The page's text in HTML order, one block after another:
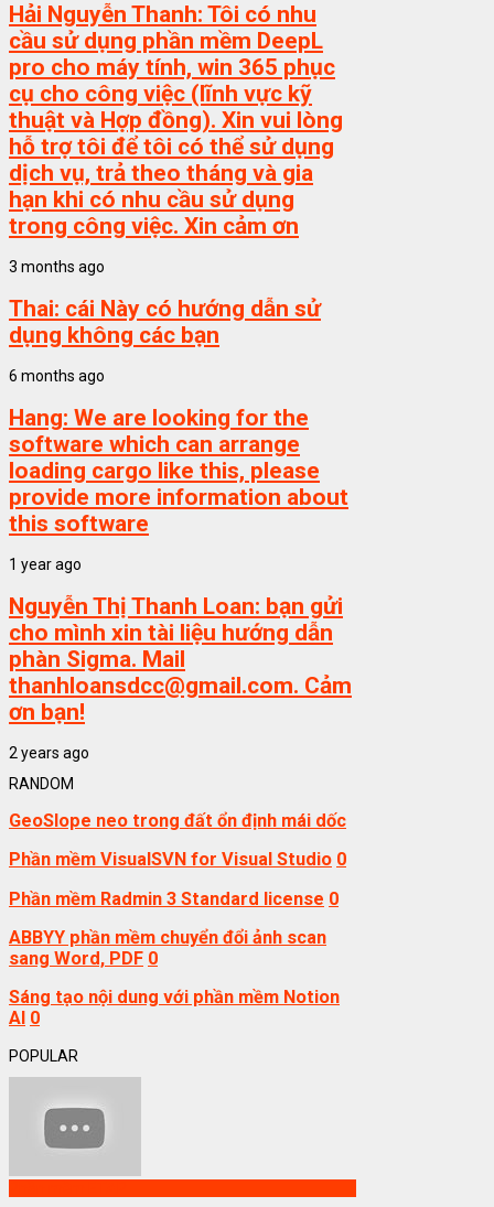
Hải Nguyễn Thanh: Tôi có nhu
cầu sử dụng phần mềm DeepL
pro cho máy tính, win 365 phục
cụ cho công việc (lĩnh vực kỹ
thuật và Hợp đồng). Xin vui lòng
hỗ trợ tôi để tôi có thể sử dụng
dịch vụ, trả theo tháng và gia
hạn khi có nhu cầu sử dụng
trong công việc. Xin cảm ơn
3 months ago
Thai: cái Này có hướng dẫn sử
dụng không các bạn
6 months ago
Hang: We are looking for the
software which can arrange
loading cargo like this, please
provide more information about
this software
1 year ago
Nguyễn Thị Thanh Loan: bạn gửi
cho mình xin tài liệu hướng dẫn
phàn Sigma. Mail
thanhloansdcc@gmail.com. Cảm
ơn bạn!
2 years ago
RANDOM
GeoSlope neo trong đất ổn định mái dốc
Phần mềm VisualSVN for Visual Studio 0
Phần mềm Radmin 3 Standard license 0
ABBYY phần mềm chuyển đổi ảnh scan
sang Word, PDF 0
Sáng tạo nội dung với phần mềm Notion
AI 0
POPULAR